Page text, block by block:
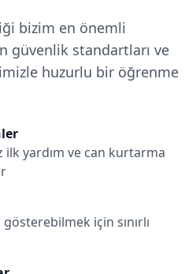
bizim en önemli
güvenlik standartları ve
huzurlu bir öğrenme
yardım ve can kurtarma
için sınırlı